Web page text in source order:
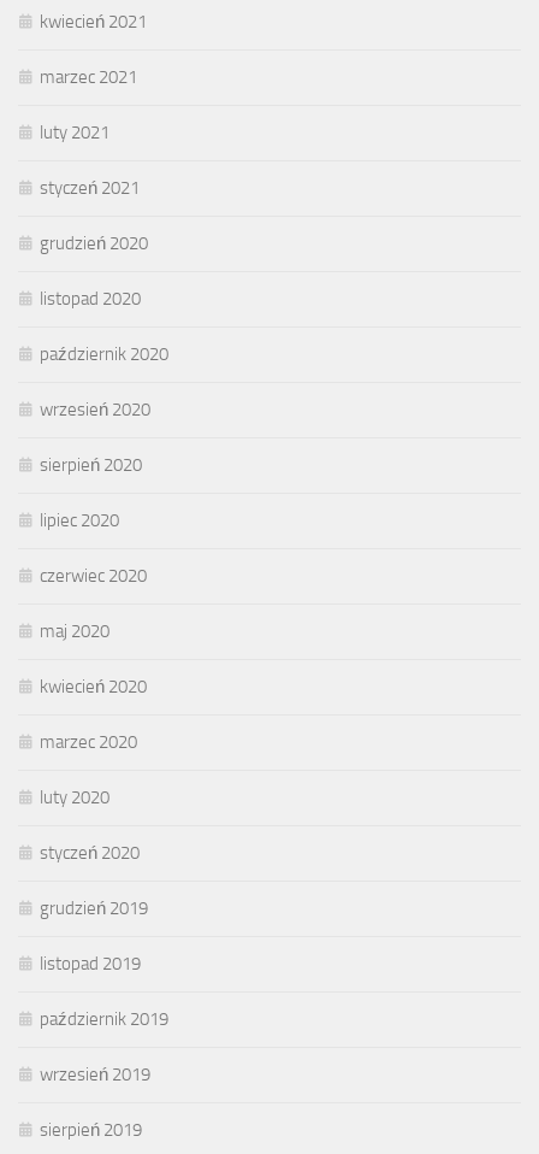
kwiecień 2021
marzec 2021
luty 2021
styczeń 2021
grudzień 2020
listopad 2020
październik 2020
wrzesień 2020
sierpień 2020
lipiec 2020
czerwiec 2020
maj 2020
kwiecień 2020
marzec 2020
luty 2020
styczeń 2020
grudzień 2019
listopad 2019
październik 2019
wrzesień 2019
sierpień 2019